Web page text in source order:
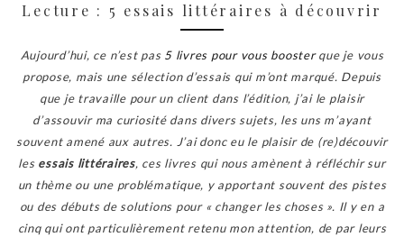
Lecture : 5 essais littéraires à découvrir
Aujourd’hui, ce n’est pas 5 livres pour vous boosterque je vous
propose, mais une sélection d’essais qui m’ont marqué. Depuis
que je travaille pour un client dans l’édition, j’ai le plaisir
d’assouvir ma curiosité dans divers sujets, les uns m’ayant
souvent amené aux autres. J’ai donc eu le plaisir de (re)découvir
les essais littéraires, ces livres qui nous amènent à réfléchir sur
un thème ou une problématique, y apportant souvent des pistes
ou des débuts de solutions pour « changer les choses ». Il y en a
cinq qui ont particulièrement retenu mon attention, de par leurs